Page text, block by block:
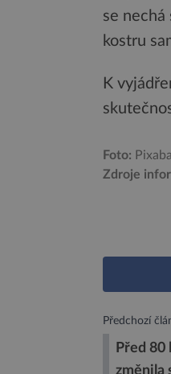
se
kostru
K
Foto:
Zdroje
Předchozí
Před
změnila